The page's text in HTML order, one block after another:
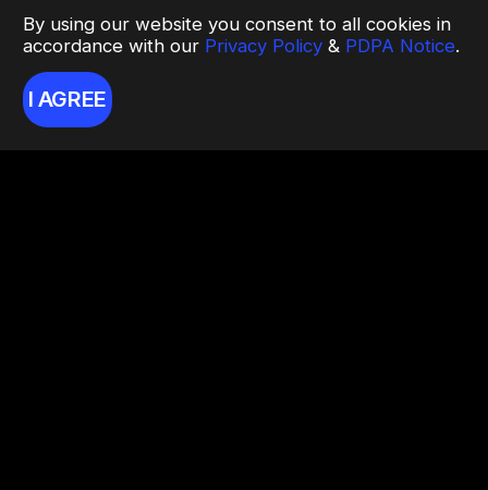
By using our website you consent to all cookies in
accordance with our Privacy Policy & PDPA Notice.
I AGREE